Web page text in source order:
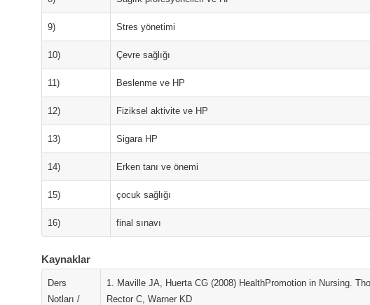
9) Stres yönetimi
10) Çevre sağlığı
11) Beslenme ve HP
12) Fiziksel aktivite ve HP
13) Sigara HP
14) Erken tanı ve önemi
15) çocuk sağlığı
16) final sınavı
Kaynaklar
Ders
Notları /
1. Maville JA, Huerta CG (2008) HealthPromotion in Nursing.
Rector C, Warner KD